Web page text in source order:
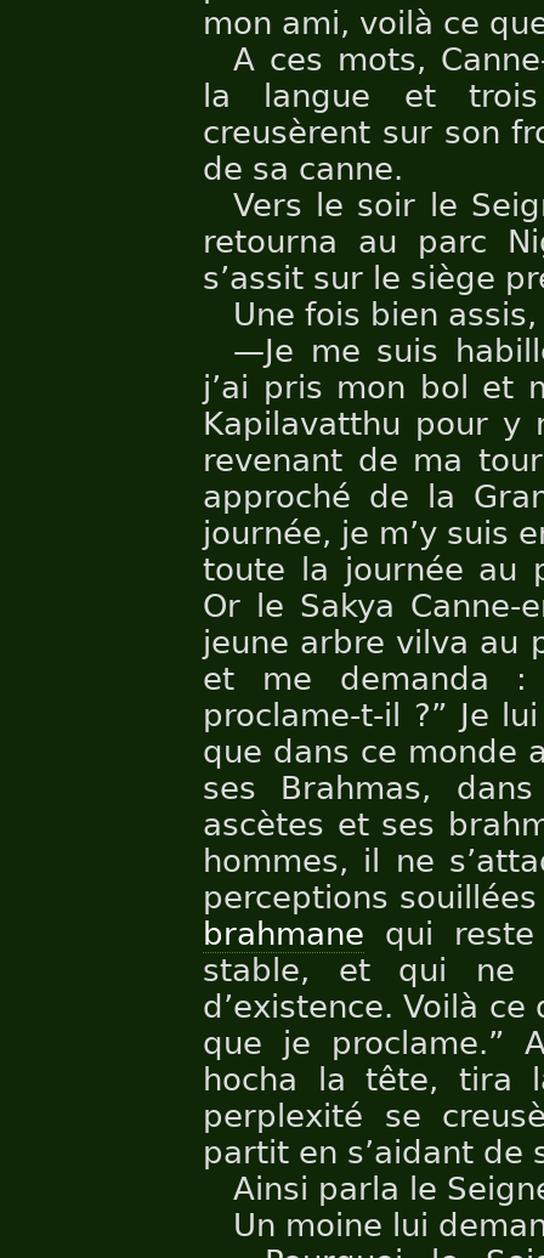
mon ami, voilà ce
A ces mots,
la langue et
creusèrent sur son
de sa canne.
Vers le soir le
retourna au parc
s’assit sur le siège
Une fois bien
—Je me suis
j’ai pris mon bol et
Kapilavatthu pour y
revenant de ma
approché de la
journée, je m’y suis
toute la journée au
Or le Sakya
jeune arbre vilva au
et me demanda :
proclame-t-il ?” Je
que dans ce monde
ses Brahmas,
ascètes et ses
hommes, il ne
perceptions
brahmane qui reste
stable, et qui ne
d’existence. Voilà
que je proclame.”
hocha la tête, tira
perplexité se
partit en s’aidant de
Ainsi parla le
Un moine lui